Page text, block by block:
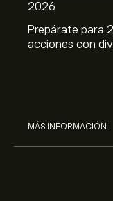
2026
Prepárate para
acciones con
MÁS INFORMACIÓN